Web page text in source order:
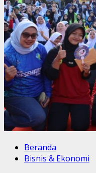
Beranda
Bisnis & Ekonomi